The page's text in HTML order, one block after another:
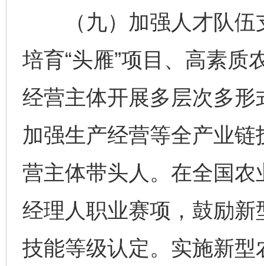
（九）加强人才队伍
培育“头雁”项目、高素质
经营主体开展多层次多
加强生产经营等全产业
营主体带头人。在全国
经理人职业赛项，鼓励
技能等级认定。实施新